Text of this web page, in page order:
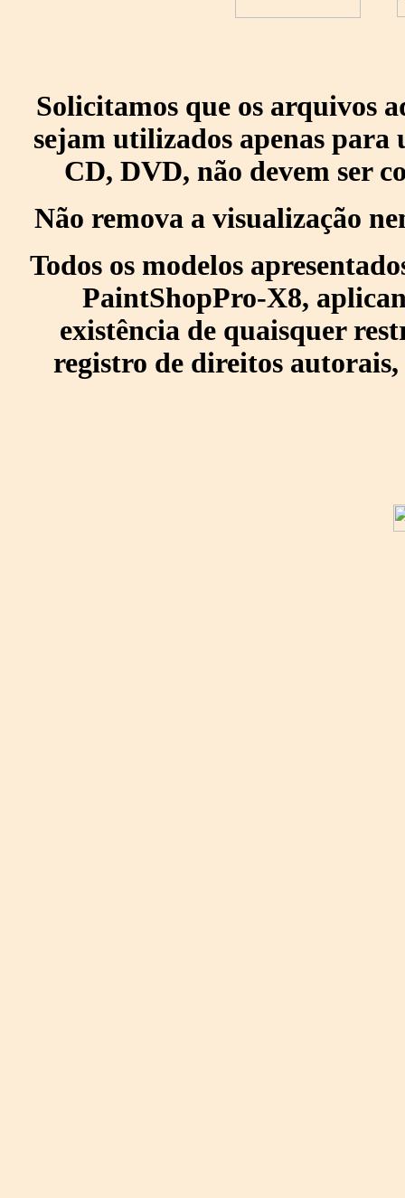
Solicitamos que os arquivos
sejam utilizados apenas para
CD, DVD, não devem ser
Não remova a visualização
Todos os modelos
PaintShopPro-X8,
existência de quaisquer
registro de direitos